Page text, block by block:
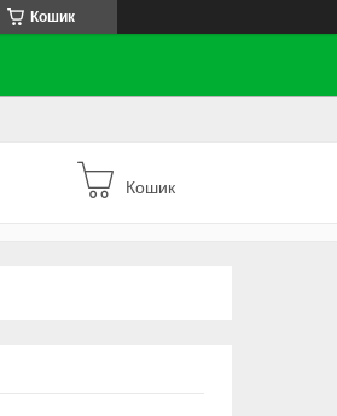
Кошик
Кошик